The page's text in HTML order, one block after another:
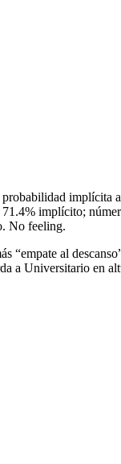
implícita
implícito;
No feeling.
“empate al
a Universitario en